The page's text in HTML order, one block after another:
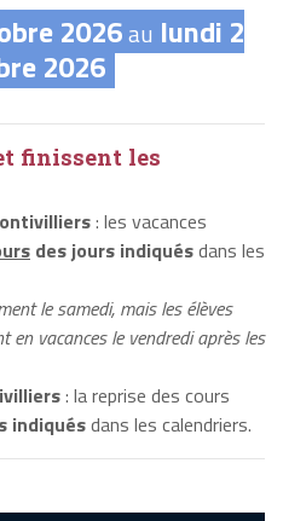
2026au lundi 2
2026
finissent les
: les vacances
des jours indiquésdans les
le samedi, mais les élèves
vacances le vendredi après les
: la reprise des cours
indiquésdans les calendriers.